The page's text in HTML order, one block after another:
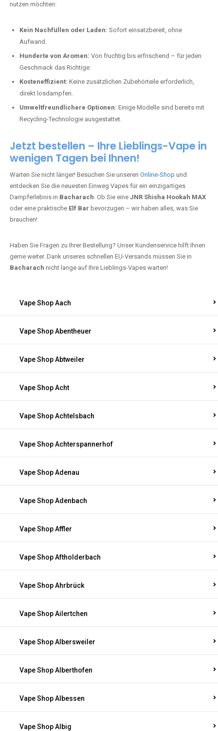
nutzen möchten:
Kein Nachfüllen oder Laden: Sofort einsatzbereit, ohne
Aufwand.
Hunderte von Aromen: Von fruchtig bis erfrischend – für jeden
Geschmack das Richtige.
Kosteneffizient: Keine zusätzlichen Zubehörteile erforderlich,
direkt losdampfen.
Umweltfreundlichere Optionen: Einige Modelle sind bereits mit
Recycling-Technologie ausgestattet.
Jetzt bestellen – Ihre Lieblings-Vape in
wenigen Tagen bei Ihnen!
Warten Sie nicht länger! Besuchen Sie unseren Online-Shop und
entdecken Sie die neuesten Einweg Vapes für ein einzigartiges
Dampferlebnis in Bacharach. Ob Sie eine JNR Shisha Hookah MAX
oder eine praktische Elf Bar bevorzugen – wir haben alles, was Sie
brauchen!
Haben Sie Fragen zu Ihrer Bestellung? Unser Kundenservice hilft Ihnen
gerne weiter. Dank unseres schnellen EU-Versands müssen Sie in
Bacharach nicht lange auf Ihre Lieblings-Vapes warten!
Vape Shop Aach
Vape Shop Abentheuer
Vape Shop Abtweiler
Vape Shop Acht
Vape Shop Achtelsbach
Vape Shop Achterspannerhof
Vape Shop Adenau
Vape Shop Adenbach
Vape Shop Affler
Vape Shop Aftholderbach
Vape Shop Ahrbrück
Vape Shop Ailertchen
Vape Shop Albersweiler
Vape Shop Alberthofen
Vape Shop Albessen
Vape Shop Albig